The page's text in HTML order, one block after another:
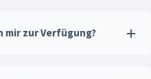
mir zur Verfügung?